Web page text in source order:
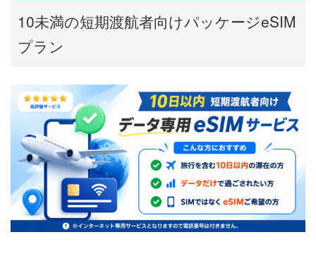
10未満の短期渡航者向けパッケージeSIM
プラン